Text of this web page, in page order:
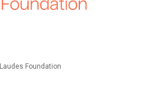
Laudes Foundation